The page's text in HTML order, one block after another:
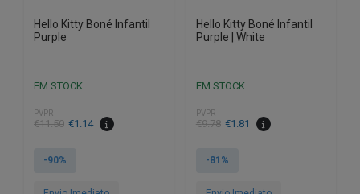
Hello Kitty Boné Infantil
Purple
EM STOCK
PVPR
€11.50
O
original
€11.50.
€1.14
O
atual
€1.14.
-90%
Hello Kitty Boné Infantil
Purple | White
EM STOCK
PVPR
€9.78
O
original
€9.78.
€1.81
O
atual
€1.81.
-81%